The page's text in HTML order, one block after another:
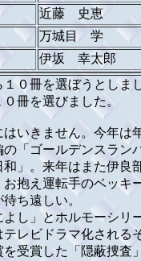
近藤 史恵
万城目 学
伊坂 幸太郎
０冊を選ぼうとしま
冊を選びました。
いきません。今年は
「ゴールデンスラン
」。来年はまた伊良
抱え運転手のベッキ
ち遠しい。
し」とホルモーシリ
レビドラマ化される
受賞した「隠蔽捜